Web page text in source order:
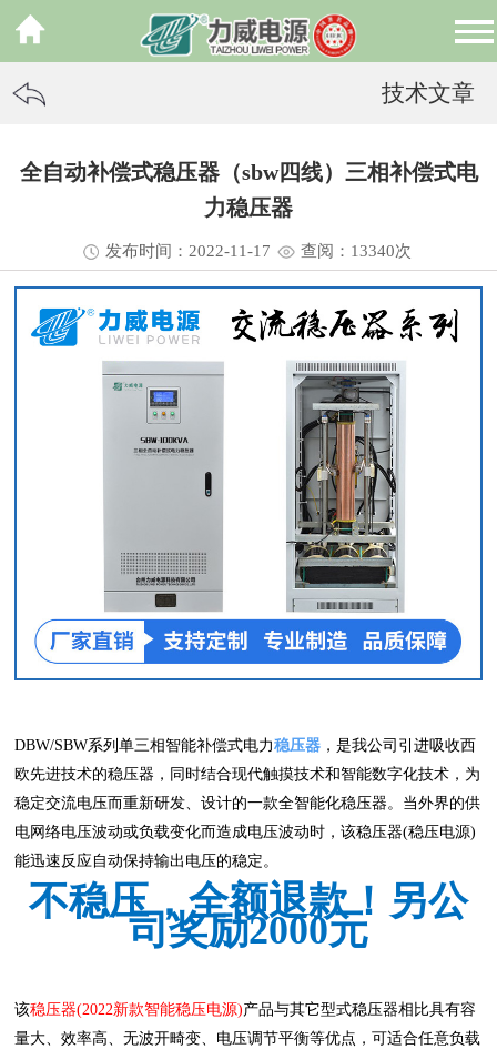
技术文章
全自动补偿式稳压器（sbw四线）三相补偿式电
力稳压器
发布时间：2022-11-17 查阅：13340次
DBW/SBW系列单三相智能补偿式电力稳压器 ，是我公司引进吸收西
欧先进技术的稳压器，同时结合现代触摸技术和智能数字化技术，为
稳定交流电压而重新研发、设计的一款全智能化稳压器。当外界的供
电网络电压波动或负载变化而造成电压波动时，该稳压器(稳压电源)
能迅速反应自动保持输出电压的稳定。
不稳压，全额退款！另公
司奖励2000元
该稳压器(2022新款智能稳压电源)产品与其它型式稳压器相比具有容
量大、效率高、无波开畸变、电压调节平衡等优点，可适合任意负载